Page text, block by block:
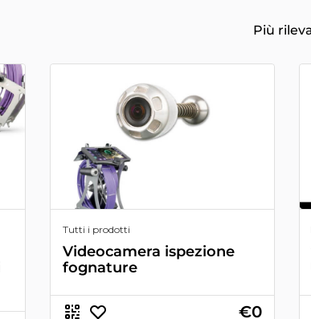
Tutti i prodotti
Videocamera ispezione
fognature
€0